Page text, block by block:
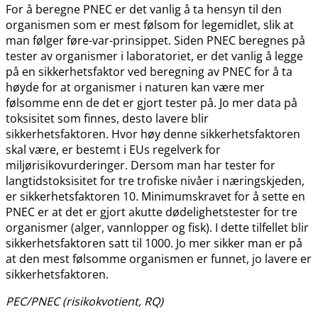
For å beregne PNEC er det vanlig å ta hensyn til den
organismen som er mest følsom for legemidlet, slik at
man følger føre-var-prinsippet. Siden PNEC beregnes på
tester av organismer i laboratoriet, er det vanlig å legge
på en sikkerhetsfaktor ved beregning av PNEC for å ta
høyde for at organismer i naturen kan være mer
følsomme enn de det er gjort tester på. Jo mer data på
toksisitet som finnes, desto lavere blir
sikkerhetsfaktoren. Hvor høy denne sikkerhetsfaktoren
skal være, er bestemt i EUs regelverk for
miljørisikovurderinger. Dersom man har tester for
langtidstoksisitet for tre trofiske nivåer i næringskjeden,
er sikkerhetsfaktoren 10. Minimumskravet for å sette en
PNEC er at det er gjort akutte dødelighetstester for tre
organismer (alger, vannlopper og fisk). I dette tilfellet blir
sikkerhetsfaktoren satt til 1000. Jo mer sikker man er på
at den mest følsomme organismen er funnet, jo lavere er
sikkerhetsfaktoren.
PEC​/​PNEC (risikokvotient, RQ)